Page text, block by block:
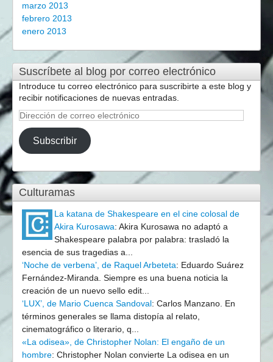
marzo 2013
febrero 2013
enero 2013
Suscríbete al blog por correo electrónico
Introduce tu correo electrónico para suscribirte a este blog y
recibir notificaciones de nuevas entradas.
Dirección
correo
electrónico
Subscribir
Culturamas
La katana de Shakespeare en el cine colosal de
Akira Kurosawa: Akira Kurosawa no adaptó a
Shakespeare palabra por palabra: trasladó la
esencia de sus tragedias a...
‘Noche de verbena’, de Raquel Arbeteta: Eduardo Suárez
Fernández-Miranda. Siempre es una buena noticia la
creación de un nuevo sello edit...
‘LUX’, de Mario Cuenca Sandoval: Carlos Manzano. En
términos generales se llama distopía al relato,
cinematográfico o literario, q...
«La odisea», de Christopher Nolan: El engaño de un
hombre: Christopher Nolan convierte La odisea en un